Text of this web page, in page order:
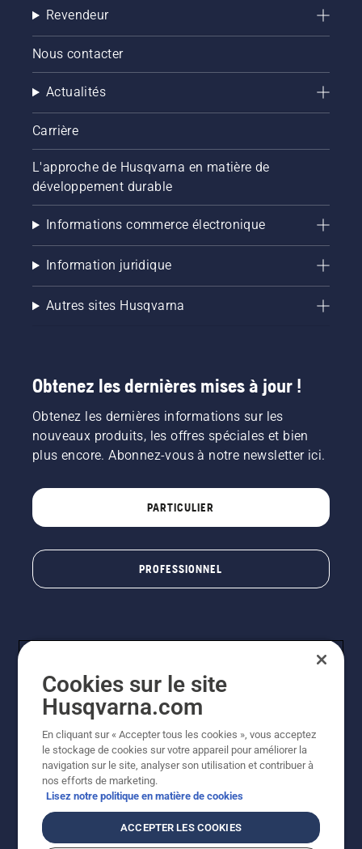
Revendeur
Nous contacter
Actualités
Carrière
L'approche de Husqvarna en matière de
développement durable
Informations commerce électronique
Information juridique
Autres sites Husqvarna
Obtenez les dernières mises à jour !
Obtenez les dernières informations sur les
nouveaux produits, les offres spéciales et bien
plus encore. Abonnez-vous à notre newsletter ici.
PARTICULIER
PROFESSIONNEL
© Husqvarna AB (publ). Tous droits réservés. Les prix
indiqués sont à titre indicatif de Husqvarna Schweiz AG
aux revendeurs participants, prix en CHF, TVA 8,1 % et
TAR incluses. Sous réserve de modification. Tous les
prix indiqués sont des prix de vente recommandés (TVA
incluse), sauf si le produit est disponible pour un achat
Cookies sur le site
Husqvarna.com
En cliquant sur « Accepter tous les cookies », vous acceptez
le stockage de cookies sur votre appareil pour améliorer la
navigation sur le site, analyser son utilisation et contribuer à
nos efforts de marketing.
Lisez notre politique en matière de cookies
ACCEPTER LES COOKIES